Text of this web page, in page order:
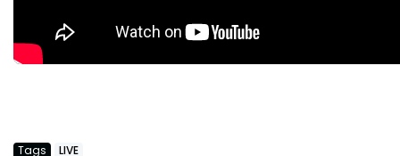
Tags LIVE